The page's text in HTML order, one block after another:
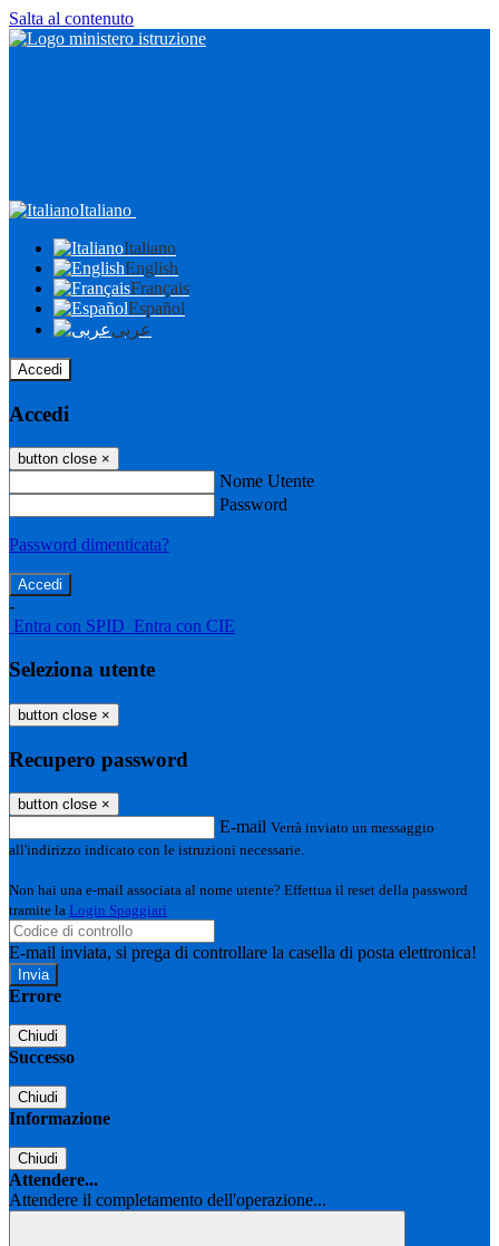
Salta al contenuto
Italiano
Italiano
English
Français
Español
عربى
Accedi
Accedi
button close ×
Nome Utente
Password
Password dimenticata?
-
Entra con SPID Entra con CIE
Seleziona utente
button close ×
Recupero password
button close ×
E-mail Verrà inviato un messaggio
all'indirizzo indicato con le istruzioni necessarie.
Non hai una e-mail associata al nome utente? Effettua il reset della password
tramite la Login Spaggiari
E-mail inviata, si prega di controllare la casella di posta elettronica!
Errore
Chiudi
Successo
Chiudi
Informazione
Chiudi
Attendere...
Attendere il completamento dell'operazione...